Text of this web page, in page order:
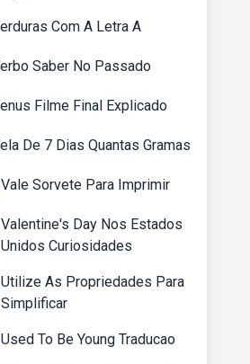
Com A Letra A
Saber No Passado
Filme Final Explicado
De 7 Dias Quantas Gramas
Vale Sorvete Para Imprimir
Valentine's Day Nos Estados
Unidos Curiosidades
Utilize As Propriedades Para
Simplificar
Used To Be Young Traducao